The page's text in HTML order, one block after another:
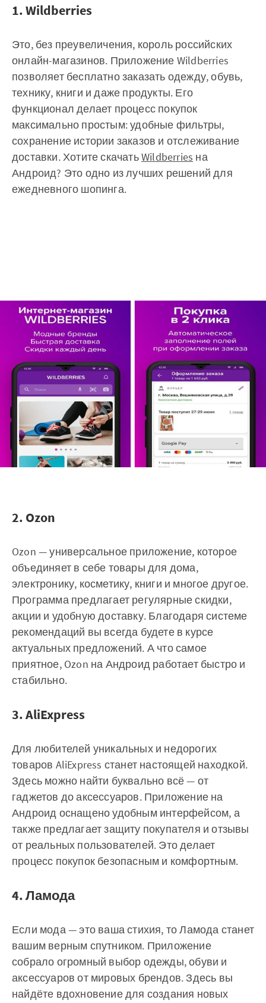
1. Wildberries
Это, без преувеличения, король российских
онлайн-магазинов. Приложение Wildberries
позволяет бесплатно заказать одежду, обувь,
технику, книги и даже продукты. Его
функционал делает процесс покупок
максимально простым: удобные фильтры,
сохранение истории заказов и отслеживание
доставки. Хотите скачатьWildberries на
Андроид? Это одно из лучших решений для
ежедневного шопинга.
2. Ozon
Ozon — универсальное приложение, которое
объединяет в себе товары для дома,
электронику, косметику, книги и многое другое.
Программа предлагает регулярные скидки,
акции и удобную доставку. Благодаря системе
рекомендаций вы всегда будете в курсе
актуальных предложений. А что самое
приятное, Ozon на Андроид работает быстро и
стабильно.
3. AliExpress
Для любителей уникальных и недорогих
товаров AliExpress станет настоящей находкой.
Здесь можно найти буквально всё — от
гаджетов до аксессуаров. Приложение на
Андроид оснащено удобным интерфейсом, а
также предлагает защиту покупателя и отзывы
от реальных пользователей. Это делает
процесс покупок безопасным и комфортным.
4. Ламода
Если мода — это ваша стихия, то Ламода станет
вашим верным спутником. Приложение
собрало огромный выбор одежды, обуви и
аксессуаров от мировых брендов. Здесь вы
найдёте вдохновение для создания новых